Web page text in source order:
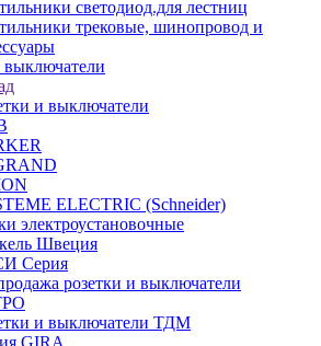
светодиод.для лестниц
трековые, шинопровод и
выключатели
и выключатели
ELECTRIC (Schneider)
электроустановочные
Швеция
Серия
розетки и выключатели
и выключатели ТДМ